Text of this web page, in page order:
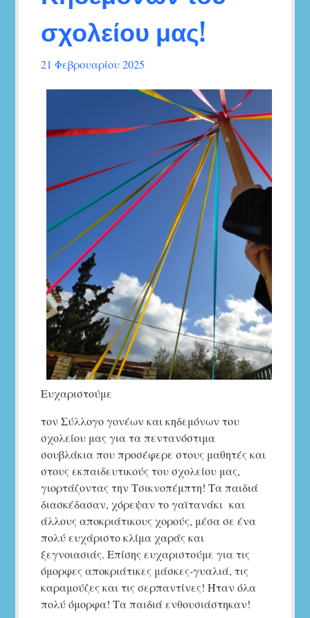
σχολείου μας!
21 Φεβρουαρίου 2025
Ευχαριστούμε
τον Σύλλογο γονέων και κηδεμόνων του
σχολείου μας για τα πεντανόστιμα
σουβλάκια που προσέφερε στους μαθητές και
στους εκπαιδευτικούς του σχολείου μας,
γιορτάζοντας την Τσικνοπέμπτη! Τα παιδιά
διασκέδασαν, χόρεψαν το γαϊτανάκι και
άλλους αποκριάτικους χορούς, μέσα σε ένα
πολύ ευχάριστο κλίμα χαράς και
ξεγνοιασιάς. Επίσης ευχαριστούμε για τις
όμορφες αποκριάτικες μάσκες-γυαλιά, τις
καραμούζες και τις σερπαντίνες! Ήταν όλα
πολύ όμορφα! Τα παιδιά ενθουσιάστηκαν!